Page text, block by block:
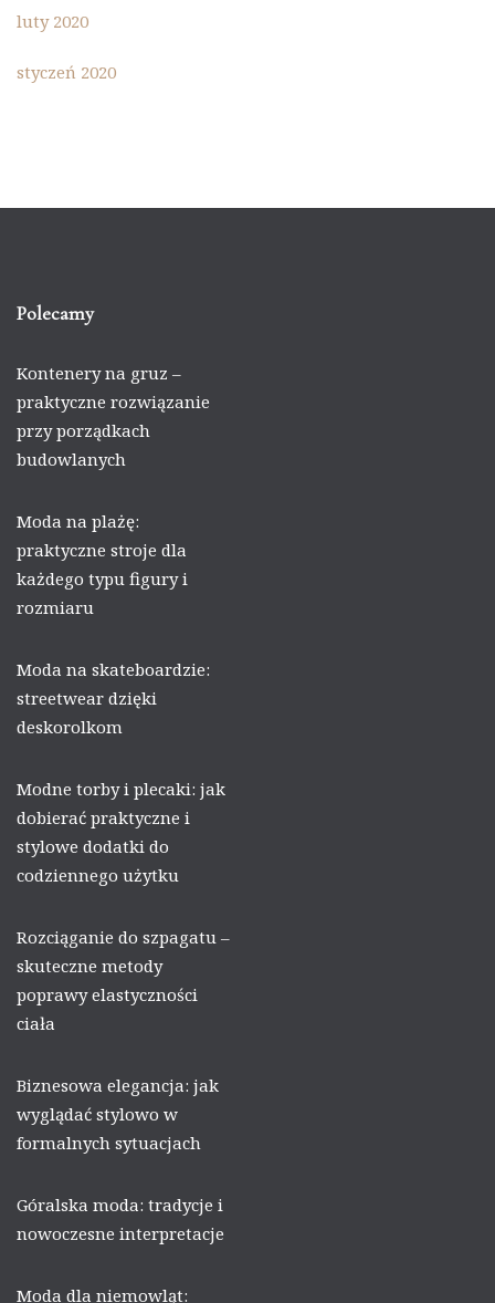
luty 2020
styczeń 2020
Polecamy
Kontenery na gruz –
praktyczne rozwiązanie
przy porządkach
budowlanych
Moda na plażę:
praktyczne stroje dla
każdego typu figury i
rozmiaru
Moda na skateboardzie:
streetwear dzięki
deskorolkom
Modne torby i plecaki: jak
dobierać praktyczne i
stylowe dodatki do
codziennego użytku
Rozciąganie do szpagatu –
skuteczne metody
poprawy elastyczności
ciała
Biznesowa elegancja: jak
wyglądać stylowo w
formalnych sytuacjach
Góralska moda: tradycje i
nowoczesne interpretacje
Moda dla niemowląt: